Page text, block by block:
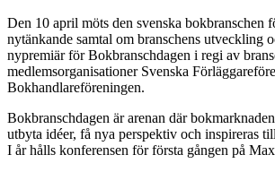
Den 10 april möts den svenska bokbranschen
nytänkande samtal om branschens utveckling
nypremiär för Bokbranschdagen i regi av
medlemsorganisationer Svenska
Bokhandlareföreningen.
Bokbranschdagen är arenan där
utbyta idéer, få nya perspektiv och inspireras
I år hålls konferensen för första gången på